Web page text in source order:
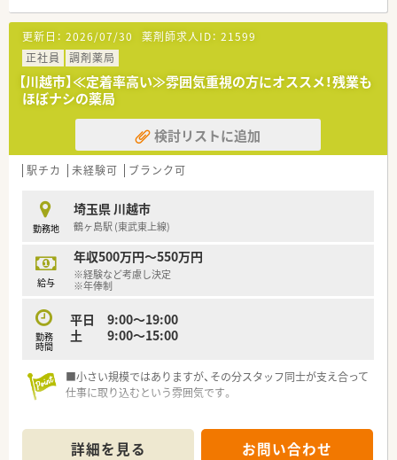
となる従業員など、薬剤師として様々な活躍ができるフィールド
を用意されています
■総合薬剤師・調剤薬剤師（土日休み・19時までの勤務）どちらか
の働き方を選択できます
■調剤併設型だけでなく「医療モール・クリニック併設店舗」「敷
地内薬局」「訪問調剤特化型店舗」など様々な店舗を運営してい
ます
■在宅医療にも積極的取り組んでおり「訪問調剤特化型店舗」を
50店舗以上、無菌調剤室は業界最多の51店舗設置しています
■「プラチナくるみん認定企業」「健康経営優良法人2023（大規模
法人部門）認定」等を取得し一人ひとりが働きやすい環境が整備
■充実した研修制度、人事制度、評価制度、キャリア支援制度等
があるのも特徴です
更新日： 2026/07/30 薬剤師求人ID： 21599
正社員
調剤薬局
【川越市】≪定着率高い≫雰囲気重視の方にオススメ！残業も
ほぼナシの薬局
検討リストに追加
駅チカ 未経験可 ブランク可
勤務地
埼玉県 川越市
鶴ヶ島駅 (東武東上線)
給与
年収500万円～550万円
※経験など考慮し決定
※年俸制
勤務
時間
平日 9:00～19:00
土 9:00～15:00
■小さい規模ではありますが、その分スタッフ同士が支え合って
仕事に取り込むという雰囲気です。
詳細を見る お問い合わせ